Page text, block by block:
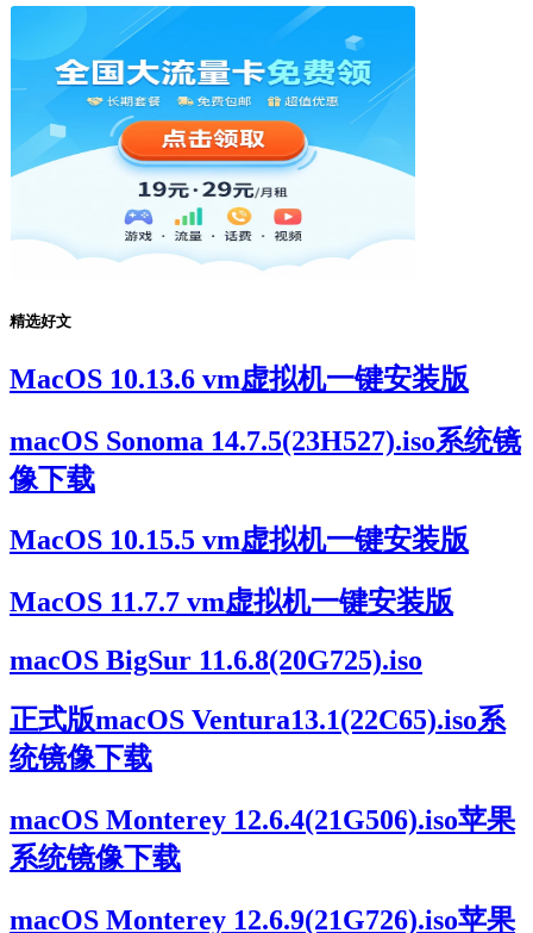
精选好文
MacOS 10.13.6 vm虚拟机一键安装版
macOS Sonoma 14.7.5(23H527).iso系统镜
像下载
MacOS 10.15.5 vm虚拟机一键安装版
MacOS 11.7.7 vm虚拟机一键安装版
macOS BigSur 11.6.8(20G725).iso
正式版macOS Ventura13.1(22C65).iso系
统镜像下载
macOS Monterey 12.6.4(21G506).iso苹果
系统镜像下载
macOS Monterey 12.6.9(21G726).iso苹果